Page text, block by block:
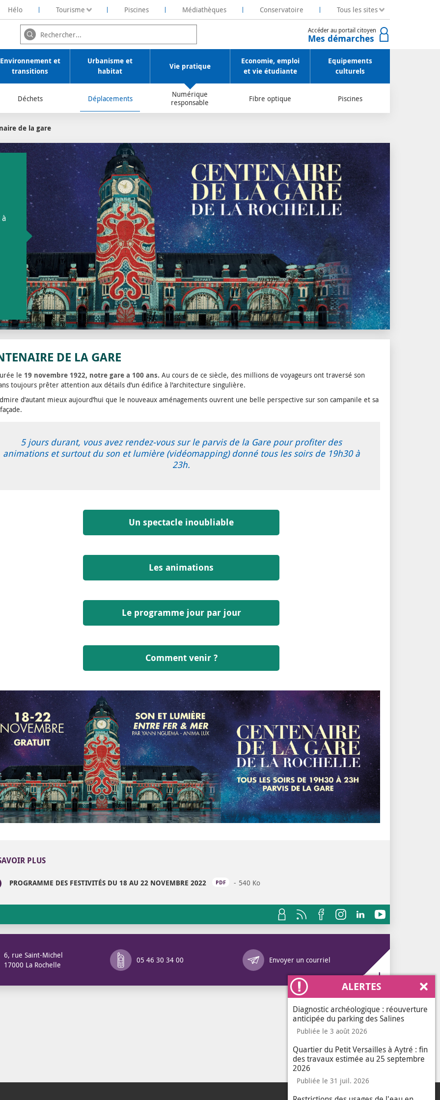
ALERTES
Diagnostic archéologique : réouverture
anticipée du parking des Salines
Publiée le 3 août 2026
Quartier du Petit Versailles à Aytré : fin
des travaux estimée au 25 septembre
2026
Publiée le 31 juil. 2026
de Rénovation Energétique
Hélo Tourisme Piscines Médiathèques Conservatoire Tous les sites
Accéder au portail citoyen
Mes démarches
Environnement et
transitions
Urbanisme et
habitat
Vie pratique
Déchets Déplacements
Numérique
responsable
Fibre optique Piscines
Economie, emploi
et vie étudiante
Equipements
culturels
de la gare
DE LA GARE
le 19 novembre 1922, notre gare a 100 ans. Au cours de ce siècle, des millions de voyageurs ont traversé son
toujours prêter attention aux détails d’un édifice à l’architecture singulière.
d’autant mieux aujourd’hui que le nouveaux aménagements ouvrent une belle perspective sur son campanile et sa
5 jours durant, vous avez rendez-vous sur le parvis de la Gare pour profiter des
animations et surtout du son et lumière (vidéomapping) donné tous les soirs de 19h30 à
23h.
Un spectacle inoubliable
Les animations
Le programme jour par jour
Comment venir ?
PLUS
PROGRAMME DES FESTIVITÉS DU 18 AU 22 NOVEMBRE 2022 PDF 540 Ko
6, rue Saint-Michel
17000 La Rochelle
05 46 30 34 00 Envoyer un courriel
Annuaire des services